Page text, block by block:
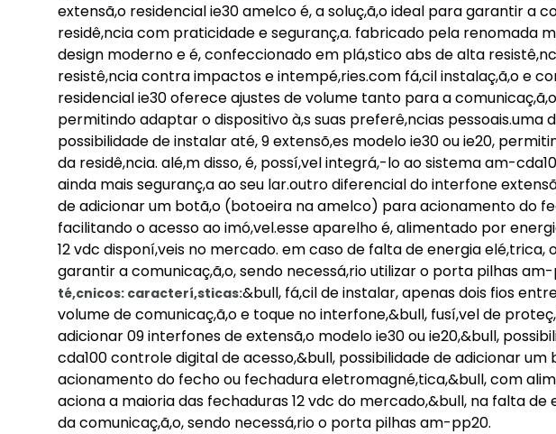
extensã,o residencial ie30 amelco é, a soluç,ã,o ideal para garantir a
residê,ncia com praticidade e seguranç,a. fabricado pela renomada
design moderno e é, confeccionado em plá,stico abs de alta
resistê,ncia contra impactos e intempé,ries.com fá,cil instalaç,ã,o e
residencial ie30 oferece ajustes de volume tanto para a
permitindo adaptar o dispositivo à,s suas preferê,ncias
possibilidade de instalar até, 9 extensõ,es modelo ie30 ou ie20,
da residê,ncia. alé,m disso, é, possí,vel integrá,-lo ao sistema am-
ainda mais seguranç,a ao seu lar.outro diferencial do interfone
de adicionar um botã,o (botoeira na amelco) para acionamento do
facilitando o acesso ao imó,vel.esse aparelho é, alimentado por
12 vdc disponí,veis no mercado. em caso de falta de energia
garantir a comunicaç,ã,o, sendo necessá,rio utilizar o porta pilhas
té,cnicos: caracterí,sticas:&bull, fá,cil de instalar, apenas dois fios
volume de comunicaç,ã,o e toque no interfone,&bull, fusí,vel de
adicionar 09 interfones de extensã,o modelo ie30 ou ie20,&bull,
cda100 controle digital de acesso,&bull, possibilidade de adicionar
acionamento do fecho ou fechadura eletromagné,tica,&bull, com
aciona a maioria das fechaduras 12 vdc do mercado,&bull, na falta
da comunicaç,ã,o, sendo necessá,rio o porta pilhas am-pp20.